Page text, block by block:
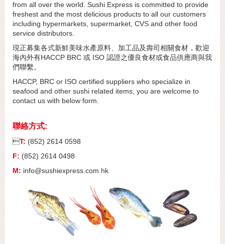
from all over the world. Sushi Express is committed to provide
freshest and the most delicious products to all our customers
including hypermarkets, supermarket, CVS and other food
service distributors.
現正募集各式新鮮美味水產原料、加工品及壽司相關食材，歡迎
海內外有HACCP BRC 或 ISO 認證之優良食材或食品供應商與我
們聯繫。
HACCP, BRC or ISO certified suppliers who specialize in
seafood and other sushi related items, you are welcome to
contact us with below form.
聯絡方式:
T: (852) 2614 0598
F: (852) 2614 0498
M: info@sushiexpress.com.hk